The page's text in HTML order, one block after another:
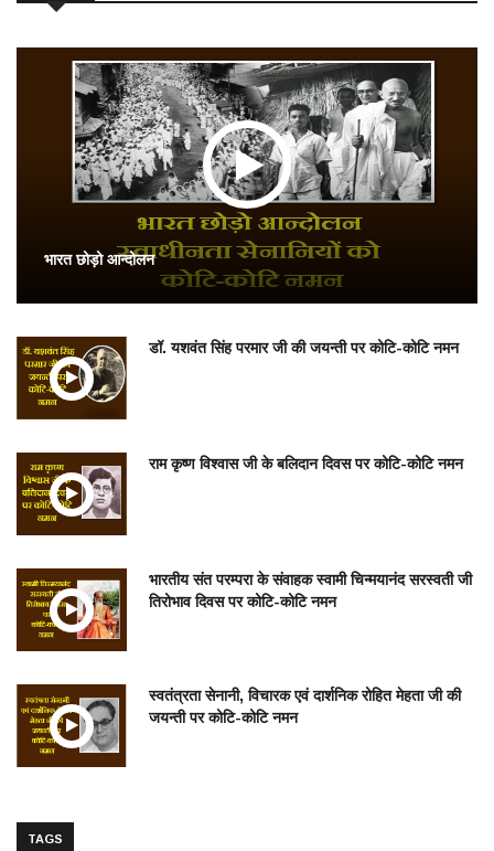
भारत छोड़ो आन्दोलन
डॉ. यशवंत सिंह परमार जी की जयन्ती पर कोटि-कोटि नमन
राम कृष्ण विश्वास जी के बलिदान दिवस पर कोटि-कोटि नमन
भारतीय संत परम्परा के संवाहक स्वामी चिन्मयानंद सरस्वती जी
तिरोभाव दिवस पर कोटि-कोटि नमन
स्वतंत्रता सेनानी, विचारक एवं दार्शनिक रोहित मेहता जी की
जयन्ती पर कोटि-कोटि नमन
TAGS